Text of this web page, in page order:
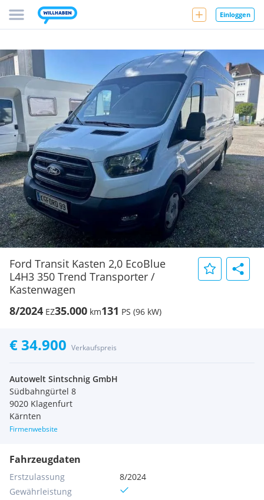
Einloggen
Ford Transit Kasten 2,0 EcoBlue
L4H3 350 Trend Transporter /
Kastenwagen
8/2024 EZ35.000 km131 PS (96 kW)
€ 34.900 Verkaufspreis
Autowelt Sintschnig GmbH
Südbahngürtel 8
9020 Klagenfurt
Kärnten
Firmenwebsite
Fahrzeugdaten
Erstzulassung
8/2024
Gewährleistung